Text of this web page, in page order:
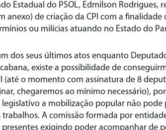
Estadual do PSOL, Edmilson Rodrigues,
anexo) de criação da CPI com a finalidade
ou milícias atuando no Estado do
dos seus últimos atos enquanto
existe a possibilidade de
(até o momento com assinatura de 8
chegaremos ao mínimo necessário),
a mobilização popular não pode
A comissão formada por
exigindo poder acompanhar de